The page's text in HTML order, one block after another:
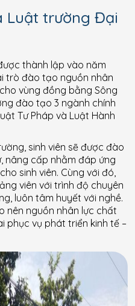
Luật trường Đại
thành lập vào năm
trò đào tạo nguồn nhân
vùng đồng bằng Sông
đào tạo 3 ngành chính
Tư Pháp và Luật Hành
sinh viên sẽ được đào
nâng cấp nhằm đáp ứng
sinh viên. Cùng với đó,
viên với trình độ chuyên
luôn tâm huyết với nghề.
nên nguồn nhân lực chất
phục vụ phát triển kinh tế –